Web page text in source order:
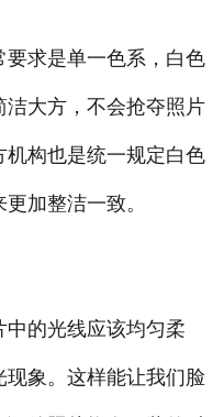
求是单一色系，白色
大方，不会抢夺照片
构也是统一规定白色
加整洁一致。
的光线应该均匀柔
象。这样能让我们脸